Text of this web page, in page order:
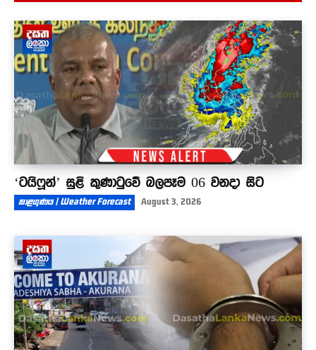
දැයෙන් සමුඅරන් අදට වසර 34ක්
03:57
‘ටයිෆූන්’ සුළි කුණාටුවේ බලපෑම 06 වනදා සිට
කාළගුණය | Weather Forecast August 3, 2026